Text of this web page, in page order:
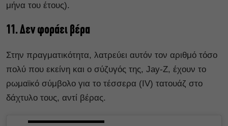
μήνα του έτους).
11. Δεν φοράει βέρα
Στην πραγματικότητα, λατρεύει αυτόν τον αριθμό τόσο
πολύ που εκείνη και ο σύζυγός της, Jay-Z, έχουν το
ρωμαϊκό σύμβολο για το τέσσερα (IV) τατουάζ στο
δάχτυλο τους, αντί βέρας.